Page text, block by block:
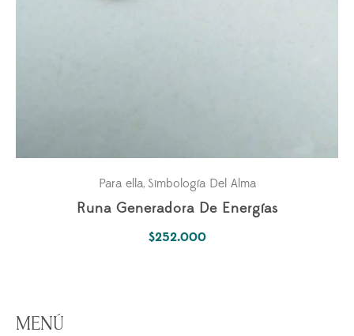
Para ella, Simbología Del Alma
Runa Generadora De Energías
$252.000
MENÚ